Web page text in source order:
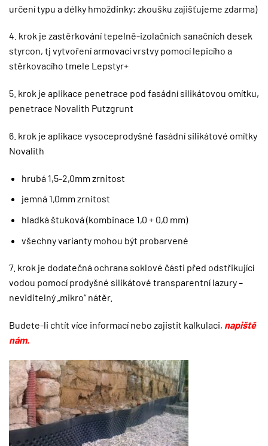
určení typu a délky hmoždinky; zkoušku zajišťujeme zdarma)
4. krok je zastěrkování tepelně-izolačních sanačních desek
styrcon, tj vytvoření armovací vrstvy pomocí lepicího a
stěrkovacího tmele Lepstyr+
5. krok je aplikace penetrace pod fasádní silikátovou omítku,
penetrace Novalith Putzgrunt
6. krok je aplikace vysoceprodyšné fasádní silikátové omítky
Novalith
hrubá 1,5-2,0mm zrnitost
jemná 1,0mm zrnitost
hladká štuková (kombinace 1,0 + 0,0 mm)
všechny varianty mohou být probarvené
7. krok je dodatečná ochrana soklové části před odstřikující
vodou pomocí prodyšné silikátové transparentní lazury –
neviditelný „mikro“ nátěr.
Budete-li chtít více informací nebo zajistit kalkulaci, napiště
nám.